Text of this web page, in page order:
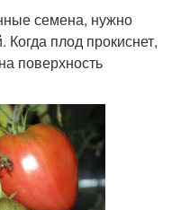
семена, нужно
плод прокиснет,
поверхность